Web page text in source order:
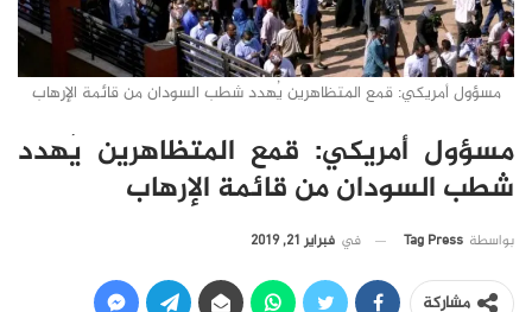
مسؤول أمريكي: قمع المتظاهرين يُهدد شطب السودان من قائمة الإرهاب
مسؤول أمريكي: قمع المتظاهرين يُهدد
شطب السودان من قائمة الإرهاب
بواسطة Tag Press في فبراير 21, 2019
مشاركة